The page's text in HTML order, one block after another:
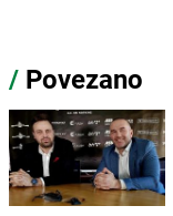
/ Povezano